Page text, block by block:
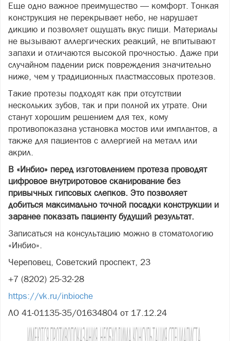
Еще одно важное преимущество — комфорт. Тонкая
конструкция не перекрывает небо, не нарушает
дикцию и позволяет ощущать вкус пищи. Материалы
не вызывают аллергических реакций, не впитывают
запахи и отличаются высокой прочностью. Даже при
случайном падении риск повреждения значительно
ниже, чем у традиционных пластмассовых протезов.
Такие протезы подходят как при отсутствии
нескольких зубов, так и при полной их утрате. Они
станут хорошим решением для тех, кому
противопоказана установка мостов или имплантов, а
также для пациентов с аллергией на металл или
акрил.
В «Инбио» перед изготовлением протеза проводят
цифровое внутриротовое сканирование без
привычных гипсовых слепков. Это позволяет
добиться максимально точной посадки конструкции и
заранее показать пациенту будущий результат.
Записаться на консультацию можно в стоматологию
«Инбио».
Череповец, Советский проспект, 23
+7 (8202) 25-32-28
https://vk.ru/inbioche
ЛО 41-01135-35/01634804 от 17.12.24